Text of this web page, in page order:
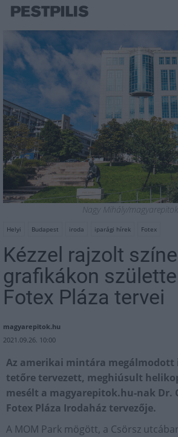
Nagy Mihály/
Helyi Budapest iroda iparági hírek Fotex
Kézzel rajzolt
grafikákon
Fotex Pláza tervei
magyarepitok.hu
2021.09.26. 10:00
Az amerikai mintára megálmodott
tetőre tervezett, meghiúsult
mesélt a magyarepitok.hu-nak Dr.
Fotex Pláza Irodaház tervezője.
A MOM Park mögött, a Csörsz